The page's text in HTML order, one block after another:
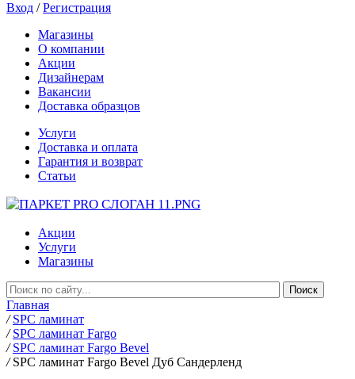
Вход /Регистрация
Магазины
О компании
Акции
Дизайнерам
Вакансии
Доставка образцов
Услуги
Доставка и оплата
Гарантия и возврат
Статьи
Акции
Услуги
Магазины
Главная
/ SPC ламинат
/ SPC ламинат Fargo
/ SPC ламинат Fargo Bevel
/ SPC ламинат Fargo Bevel Дуб Сандерленд